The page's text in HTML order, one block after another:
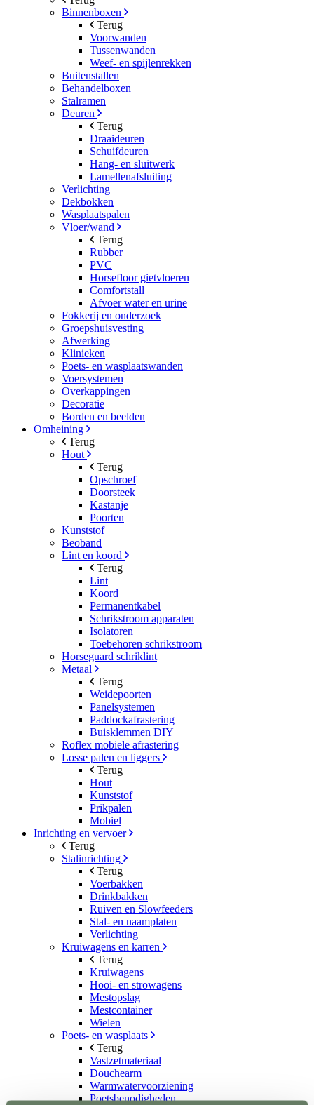
Binnenboxen
Terug
Voorwanden
Tussenwanden
Weef- en spijlenrekken
Buitenstallen
Behandelboxen
Stalramen
Deuren
Terug
Draaideuren
Schuifdeuren
Hang- en sluitwerk
Lamellenafsluiting
Verlichting
Dekbokken
Wasplaatspalen
Vloer/wand
Terug
Rubber
PVC
Horsefloor gietvloeren
Comfortstall
Afvoer water en urine
Fokkerij en onderzoek
Groepshuisvesting
Afwerking
Klinieken
Poets- en wasplaatswanden
Voersystemen
Overkappingen
Decoratie
Borden en beelden
Omheining
Terug
Hout
Terug
Opschroef
Doorsteek
Kastanje
Poorten
Kunststof
Beoband
Lint en koord
Terug
Lint
Koord
Permanentkabel
Schrikstroom apparaten
Isolatoren
Toebehoren schrikstroom
Horseguard schriklint
Metaal
Terug
Weidepoorten
Panelsystemen
Paddockafrastering
Buisklemmen DIY
Roflex mobiele afrastering
Losse palen en liggers
Terug
Hout
Kunststof
Prikpalen
Mobiel
Inrichting en vervoer
Terug
Stalinrichting
Terug
Voerbakken
Drinkbakken
Ruiven en Slowfeeders
Stal- en naamplaten
Verlichting
Kruiwagens en karren
Terug
Kruiwagens
Hooi- en strowagens
Mestopslag
Mestcontainer
Wielen
Poets- en wasplaats
Terug
Vastzetmateriaal
Douchearm
Warmwatervoorziening
Poetsbenodigheden